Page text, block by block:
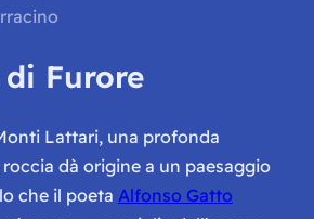
Furore
Lattari, una profonda
dà origine a un paesaggio
che il poeta Alfonso Gatto